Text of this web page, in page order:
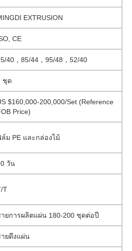
EXTRUSION
CE
40，85/44，95/48，52/40
ชุด
$160,000-200,000/Set (Reference
Price)
ม PE และกล่องไม้
วัน
T
ายการผลิตแผ่น 180-200 ชุดต่อปี
ยดึงแผ่น